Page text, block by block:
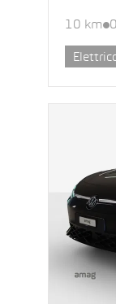
10 km